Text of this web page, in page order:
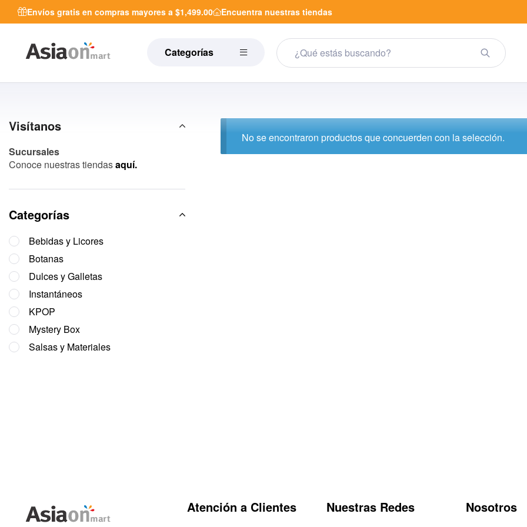
Envíos gratis en compras mayores a $1,499.00 Encuentra nuestras tiendas
Categorías
No se encontraron productos que concuerden con la selección.
Visítanos
Sucursales
Conoce nuestras tiendasaquí.
Categorías
Bebidas y Licores
Botanas
Dulces y Galletas
Instantáneos
KPOP
Mystery Box
Salsas y Materiales
Atención a Clientes Nuestras Redes Nosotros